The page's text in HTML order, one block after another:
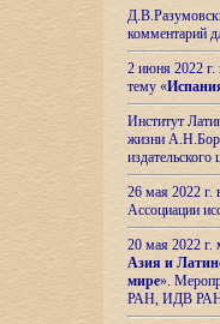
комментарий
2 июня 2022 г.
тему «
Институт
жизни
26 мая 2022
Ассоциации
20 мая 2022
Азия и
мире».
РАН, ИДВ